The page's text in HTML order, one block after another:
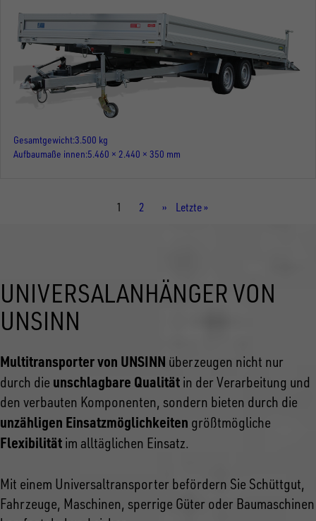
Gesamtgewicht3.500 kg
Aufbaumaße innen 5.460 × 2.440 × 350 mm
Aktuelle
1 Seite
2
Nächste
››
Letzte
Letzte »
UNIVERSALANHÄNGER VON
UNSINN
Multitransporter von UNSINN überzeugen nicht nur
durch die unschlagbare Qualität in der Verarbeitung und
den verbauten Komponenten, sondern bieten durch die
unzähligen Einsatzmöglichkeiten größtmögliche
Flexibilität im alltäglichen Einsatz.
Mit einem Universaltransporter befördern Sie Schüttgut,
Fahrzeuge, Maschinen, sperrige Güter oder Baumaschinen